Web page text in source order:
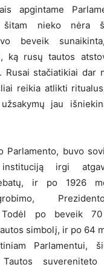
apgintame
šitam nieko nėra
beveik
ką rusų tautos
Rusai stačiatikiai dar
reikia atlikti
jau
Parlamento, buvo
instituciją irgi
ir po 1926
Todėl po beveik
simbolį, ir po 64
Parlamentui,